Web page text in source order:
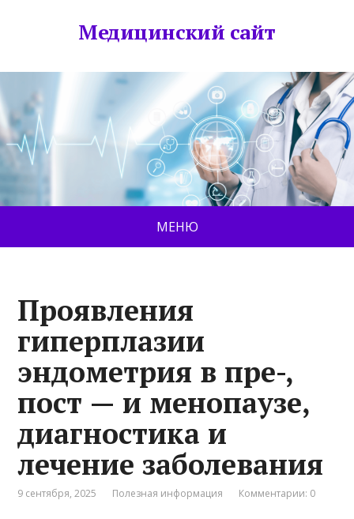
Медицинский сайт
МЕНЮ
Проявления
гиперплазии
эндометрия в пре-,
пост — и менопаузе,
диагностика и
лечение заболевания
9 сентября, 2025 Полезная информация Комментарии: 0